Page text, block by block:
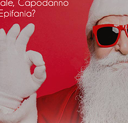
È possibile affittare solo la sala
Sì
Che tipo di cucina offre la sala?
Mediterranea
È possibile modificare i menù?Sì
Ci sono restrizioni orarie per il
Come si effettua il pagamento?
credito o bancomat
Si Dispone di accesso per disabili?
E' una sala gay friendly?Sì